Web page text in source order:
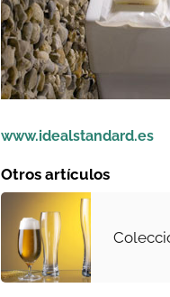
www.idealstandard.es
Otros artículos